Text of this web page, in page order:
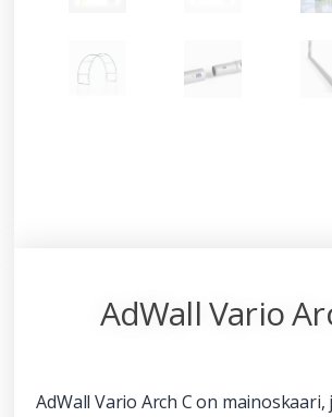
AdWall Vario
AdWall Vario Arch C on